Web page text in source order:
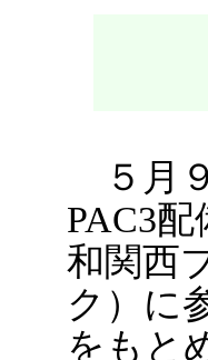
５月
PAC3
和関西
ク）に
をもと